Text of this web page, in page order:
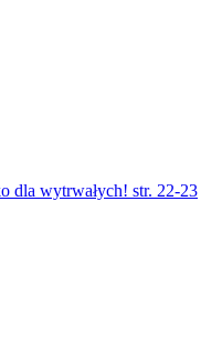
dla wytrwałych! str. 22-23